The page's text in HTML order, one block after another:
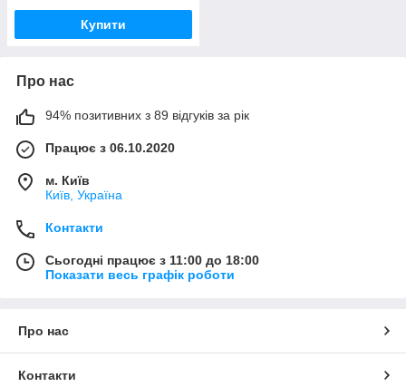
Купити
Про нас
94% позитивних з 89 відгуків за рік
Працює з 06.10.2020
м. Київ
Київ, Україна
Контакти
Сьогодні працює з 11:00 до 18:00
Показати весь графік роботи
Про нас
Контакти